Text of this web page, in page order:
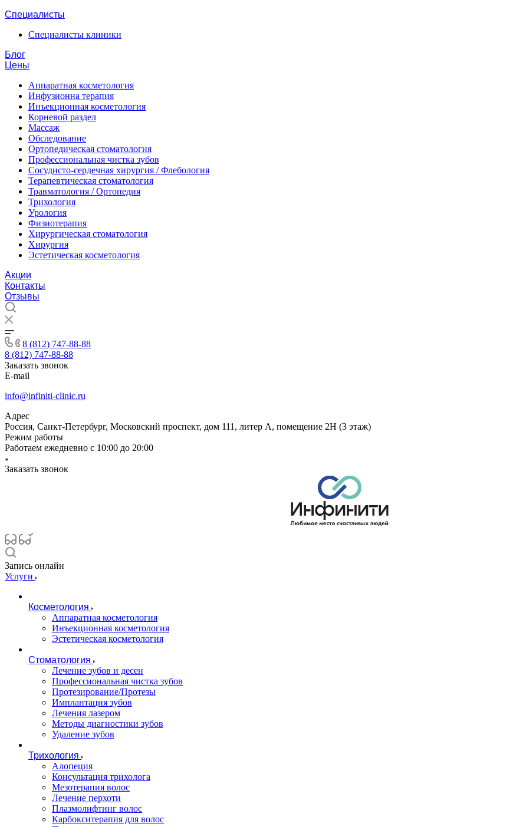
Специалисты
Специалисты клиники
Блог
Цены
Аппаратная косметология
Инфузионна терапия
Инъекционная косметология
Корневой раздел
Массаж
Обследование
Ортопедическая стоматология
Профессиональная чистка зубов
Сосудисто-сердечная хирургия / Флебология
Терапевтическая стоматология
Травматология / Ортопедия
Трихология
Урология
Физиотерапия
Хирургическая стоматология
Хирургия
Эстетическая косметология
Акции
Контакты
Отзывы
8 (812) 747-88-88
8 (812) 747-88-88
Заказать звонок
E-mail
info@infiniti-clinic.ru
Адрес
Россия, Санкт-Петербург, Московский проспект, дом 111, литер А, помещение 2Н (3 этаж)
Режим работы
Работаем ежедневно с 10:00 до 20:00
Заказать звонок
Запись онлайн
Услуги
Косметология
Аппаратная косметология
Инъекционная косметология
Эстетическая косметология
Стоматология
Лечение зубов и десен
Профессиональная чистка зубов
Протезирование/Протезы
Имплантация зубов
Лечения лазером
Методы диагностики зубов
Удаление зубов
Трихология
Алопеция
Консультация трихолога
Мезотерапия волос
Лечение перхоти
Плазмолифтинг волос
Карбокситерапия для волос